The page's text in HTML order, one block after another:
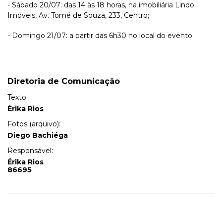
- Sábado 20/07: das 14 às 18 horas, na imobiliária Lindo
Imóveis, Av. Tomé de Souza, 233, Centro;
- Domingo 21/07: a partir das 6h30 no local do evento.
Diretoria de Comunicação
Texto:
Érika Rios
Fotos (arquivo):
Diego Bachiéga
Responsável:
Érika Rios
86695